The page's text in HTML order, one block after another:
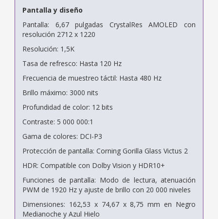
Pantalla y diseño
Pantalla: 6,67 pulgadas CrystalRes AMOLED con
resolución 2712 x 1220
Resolución: 1,5K
Tasa de refresco: Hasta 120 Hz
Frecuencia de muestreo táctil: Hasta 480 Hz
Brillo máximo: 3000 nits
Profundidad de color: 12 bits
Contraste: 5 000 000:1
Gama de colores: DCI-P3
Protección de pantalla: Corning Gorilla Glass Victus 2
HDR: Compatible con Dolby Vision y HDR10+
Funciones de pantalla: Modo de lectura, atenuación
PWM de 1920 Hz y ajuste de brillo con 20 000 niveles
Dimensiones: 162,53 x 74,67 x 8,75 mm en Negro
Medianoche y Azul Hielo